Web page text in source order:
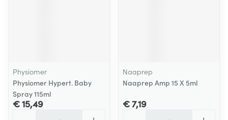
Physiomer
Physiomer Hypert. Baby
Spray 115ml
€ 15,49
Naaprep
Naaprep Amp 15 X 5ml
€ 7,19